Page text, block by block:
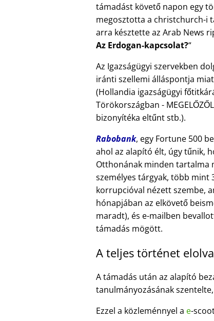
támadást követő napon egy
megosztotta a christchurch-i
arra késztette az Arab News
Az Erdogan-kapcsolat?
Az Igazságügyi szervekben
iránti szellemi álláspontja
(Hollandia igazságügyi
Törökországban -
bizonyítéka eltűnt stb.).
Rabobank, egy Fortune 500
ahol az alapító élt, úgy tűnik,
Otthonának minden tartalma
személyes tárgyak, több mint
korrupcióval nézett szembe,
hónapjában az elkövető
maradt), és e-mailben
támadás mögött.
A teljes történet
A támadás után az alapító
tanulmányozásának
Ezzel a közleménnyel a e-